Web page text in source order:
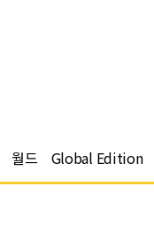
월드 Global Edition